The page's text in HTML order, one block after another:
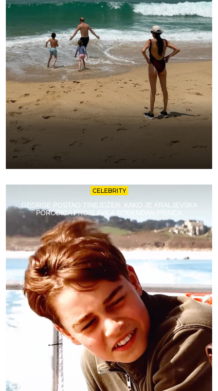
CELEBRITY
GEORGE POSTAO TINEJDŽER: KAKO JE KRALJEVSKA
PORODICA PROSLAVILA ROĐENDAN PRINCA